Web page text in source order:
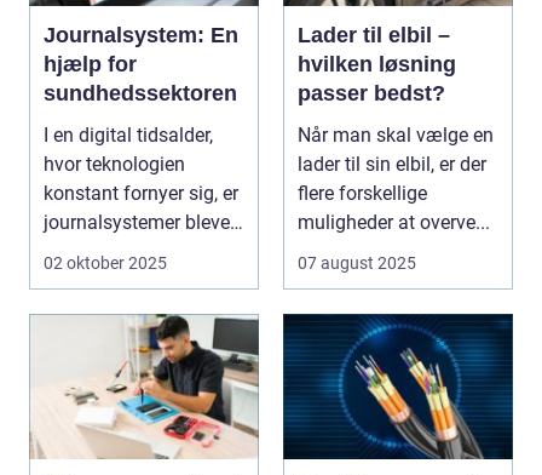
Journalsystem: En
hjælp for
sundhedssektoren
I en digital tidsalder,
hvor teknologien
konstant fornyer sig, er
journalsystemer blevet
en hj&oslas...
02 oktober 2025
Lader til elbil –
hvilken løsning
passer bedst?
Når man skal vælge en
lader til sin elbil, er der
flere forskellige
muligheder at overve...
07 august 2025